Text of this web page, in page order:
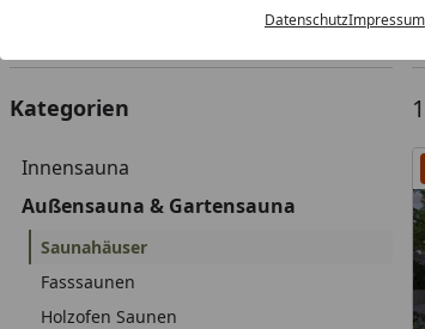
DatenschutzImpressum
Serviceleistungen
Kategorien
Innensauna
Außensauna & Gartensauna
Saunahäuser
Fasssaunen
Holzofen Saunen